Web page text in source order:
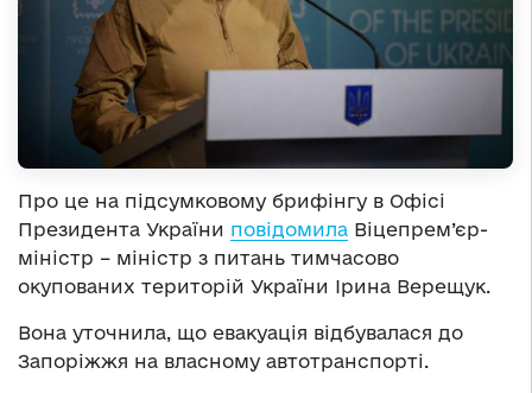
Про це на підсумковому брифінгу в Офісі
Президента України повідомила Віцепрем’єр-
міністр – міністр з питань тимчасово
окупованих територій України Ірина Верещук.
Вона уточнила, що евакуація відбувалася до
Запоріжжя на власному автотранспорті.